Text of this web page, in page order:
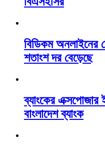
বিডিকম অনলাইনের
শতাংশ দর বেড়েছে
ব্যাংকের
বাংলাদেশ ব্যাংক